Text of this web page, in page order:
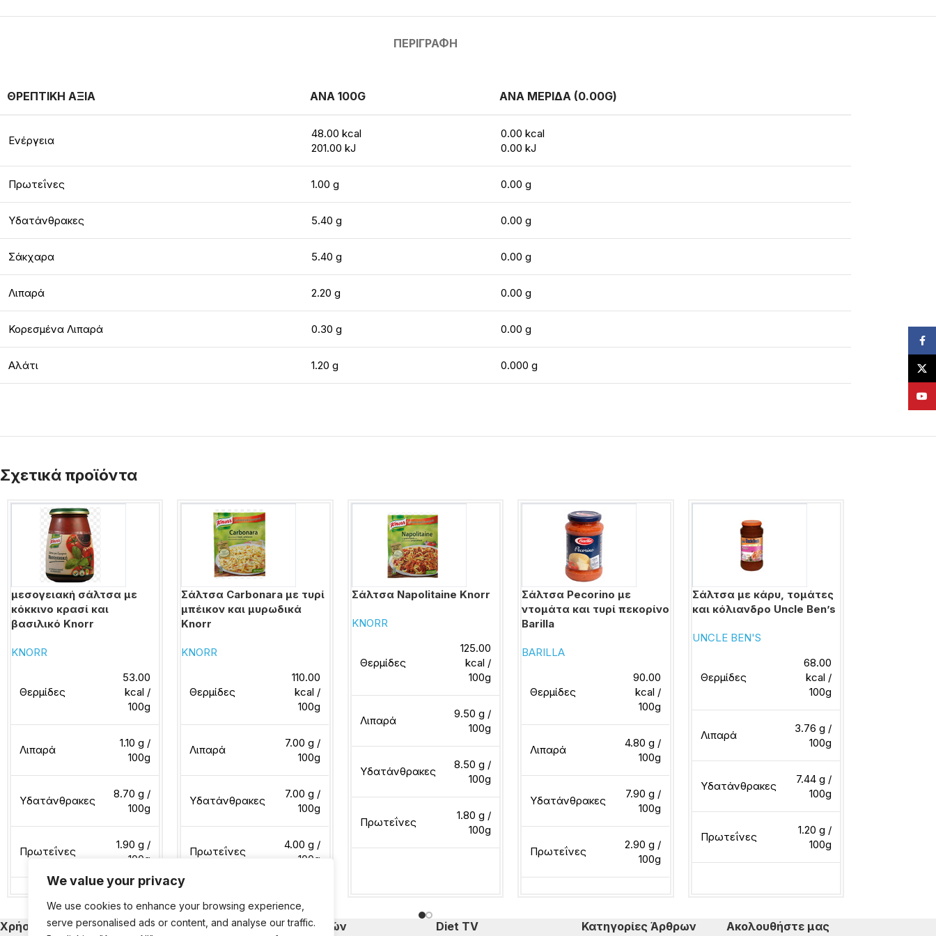
We value your privacy
We use cookies to enhance your browsing experience,
serve personalised ads or content, and analyse our traffic.
ΠΕΡΙΓΡΑΦΉ
ΘΡΕΠΤΙΚΗ ΑΞΙΑ ΑΝΑ 100G ΑΝΑ ΜΕΡΙΔΑ (0.00G)
Ενέργεια
48.00 kcal
201.00 kJ
0.00 kcal
0.00 kJ
Πρωτεΐνες 1.00 g 0.00 g
Υδατάνθρακες 5.40 g 0.00 g
Σάκχαρα 5.40 g 0.00 g
Λιπαρά 2.20 g 0.00 g
Κορεσμένα Λιπαρά 0.30 g 0.00 g
Αλάτι 1.20 g 0.000 g
Σχετικά προϊόντα
μεσογειακή σάλτσα με
κόκκινο κρασί και
βασιλικό Knorr
KNORR
Θερμίδες
53.00
kcal /
100g
Λιπαρά
1.10 g /
100g
Υδατάνθρακες
8.70 g /
100g
Πρωτεΐνες
1.90 g /
100g
Σάλτσα Carbonara με τυρί
μπέικον και μυρωδικά
Knorr
KNORR
Θερμίδες
110.00
kcal /
100g
Λιπαρά
7.00 g /
100g
Υδατάνθρακες
7.00 g /
100g
Πρωτεΐνες
4.00 g /
100g
Διαβάστε περισσότερα
Σάλτσα Napolitaine Knorr
KNORR
Θερμίδες
125.00
kcal /
100g
Λιπαρά
9.50 g /
100g
Υδατάνθρακες
8.50 g /
100g
Πρωτεΐνες
1.80 g /
100g
Σάλτσα Pecorino με
ντομάτα και τυρί πεκορίνο
Barilla
BARILLA
Θερμίδες
90.00
kcal /
100g
Λιπαρά
4.80 g /
100g
Υδατάνθρακες
7.90 g /
100g
Πρωτεΐνες
2.90 g /
100g
Σάλτσα με κάρυ, τομάτες
και κόλιανδρο Uncle Ben’s
UNCLE BEN'S
Θερμίδες
68.00
kcal /
100g
Λιπαρά
3.76 g /
100g
Υδατάνθρακες
7.44 g /
100g
Πρωτεΐνες
1.20 g /
100g
Χρήσιμα Κατηγορίες Εκπομπών Diet TV Κατηγορίες Άρθρων Ακολουθήστε μας